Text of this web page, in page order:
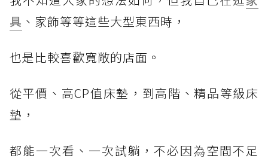
具 、家飾等等這些大型東西時，
也是比較喜歡寬敞的店面。
從平價、高CP值床墊，到高階、精品等級床
墊，
都能一次看、一次試躺，不必因為空間不足